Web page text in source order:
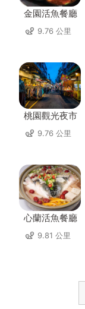
金園活魚餐廳
9.76 公里
桃園觀光夜市
9.76 公里
心蘭活魚餐廳
9.81 公里